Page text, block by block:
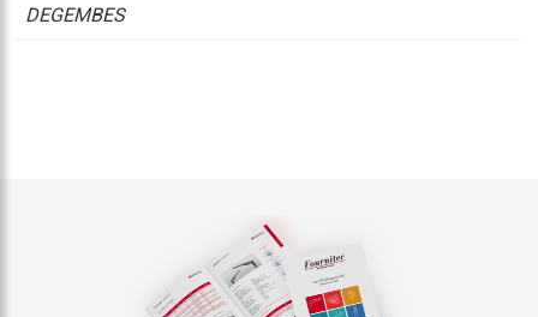
DEGEMBES